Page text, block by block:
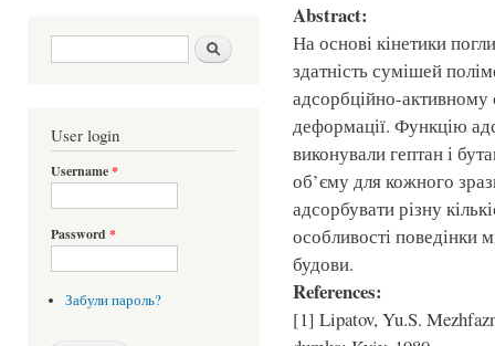
Search form Шукати
User login
Username*
Password *
Забули пароль?
Abstract:
На основі кінетики
здатність сумішей
адсорбційно-
деформації. Функцію
виконували гептан і
об’єму для кожного
адсорбувати різну
особливості поведінки
будови.
References:
[1] Lipatov, Yu.S.